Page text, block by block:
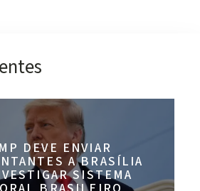
DEVE ENVIAR
A BRASÍLIA
SISTEMA